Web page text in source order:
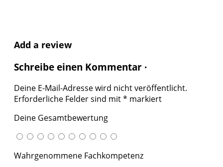
Add a review
Schreibe einen Kommentar ·
Deine E-Mail-Adresse wird nicht veröffentlicht.
Erforderliche Felder sind mit* markiert
Deine Gesamtbewertung
Wahrgenommene Fachkompetenz